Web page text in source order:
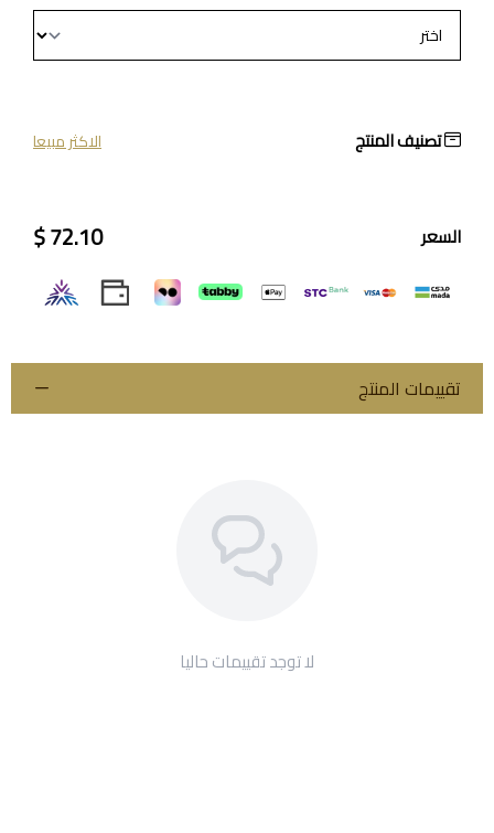
تصنيف المنتج الاكثر مبيعا
السعر 72.10 $
تقييمات المنتج
لا توجد تقييمات حاليا